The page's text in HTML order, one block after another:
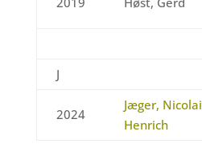
J
2024
Jæger, Nicolai
Henrich